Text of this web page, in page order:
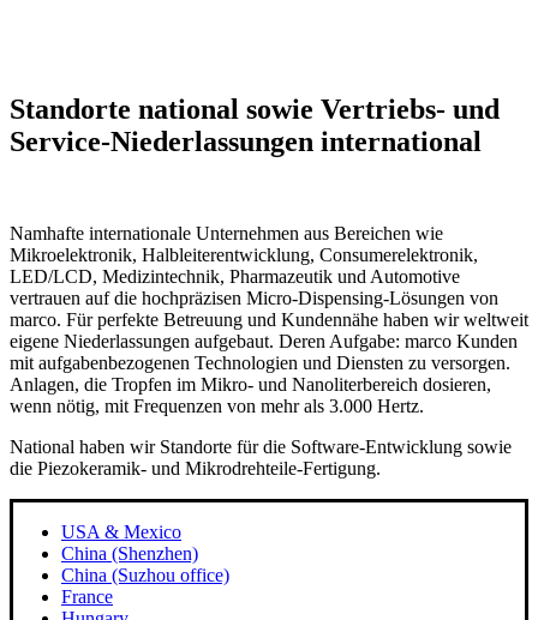
Standorte national sowie Vertriebs- und
Service-Niederlassungen international
Namhafte internationale Unternehmen aus Bereichen wie
Mikroelektronik, Halbleiterentwicklung, Consumerelektronik,
LED/LCD, Medizintechnik, Pharmazeutik und Automotive
vertrauen auf die hochpräzisen Micro-Dispensing-Lösungen von
marco. Für perfekte Betreuung und Kundennähe haben wir weltweit
eigene Niederlassungen aufgebaut. Deren Aufgabe: marco Kunden
mit aufgabenbezogenen Technologien und Diensten zu versorgen.
Anlagen, die Tropfen im Mikro- und Nanoliterbereich dosieren,
wenn nötig, mit Frequenzen von mehr als 3.000 Hertz.
National haben wir Standorte für die Software-Entwicklung sowie
die Piezokeramik- und Mikrodrehteile-Fertigung.
USA & Mexico
China (Shenzhen)
China (Suzhou office)
France